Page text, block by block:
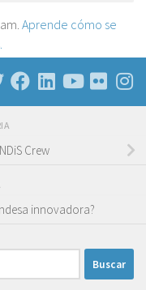
Aprende cómo se
Crew
innovadora?